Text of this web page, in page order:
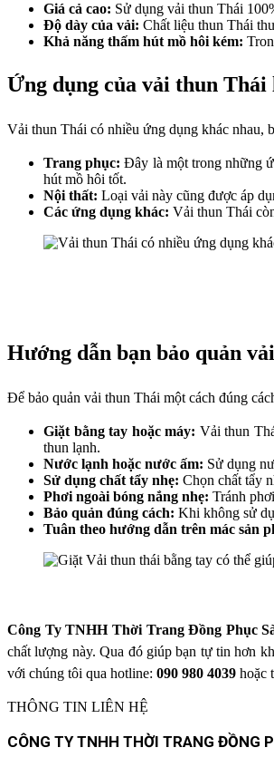
Giá cả cao: Sử dụng vải thun Thái
Độ dày của vải: Chất liệu thun Thái
Khả năng thấm hút mồ hôi kém:
Ứng dụng của vải thun Thái
Vải thun Thái có nhiều ứng dụng khác nhau,
Trang phục:Đây là một trong những
hút mồ hôi tốt.
Nội thất: Loại vải này cũng được áp
Các ứng dụng khác: Vải thun Thái
Hướng dẫn bạn bảo quản
Để bảo quản vải thun Thái một cách đúng
Giặt bằng tay hoặc máy: Vải thun
thun lạnh.
Nước lạnh hoặc nước ấm: Sử dụng
Sử dụng chất tẩy nhẹ: Chọn chất tẩy
Phơi ngoài bóng nắng nhẹ: Tránh
Bảo quản đúng cách: Khi không sử
Tuân theo hướng dẫn trên mác sản
Công Ty TNHH Thời Trang Đồng Phục
chất lượng này. Qua đó giúp bạn tự tin hơn
với chúng tôi qua hotline: 090 980 4039 hoặc
THÔNG TIN LIÊN HỆ
CÔNG TY TNHH THỜI TRANG ĐỒNG